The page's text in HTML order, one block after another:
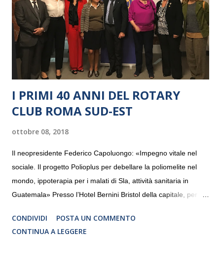
I PRIMI 40 ANNI DEL ROTARY
CLUB ROMA SUD-EST
ottobre 08, 2018
Il neopresidente Federico Capoluongo: «Impegno vitale nel
sociale. Il progetto Polioplus per debellare la poliomelite nel
mondo, ippoterapia per i malati di Sla, attività sanitaria in
Guatemala» Presso l’Hotel Bernini Bristol della capitale, per la
programmazione del Rotary Club Roma Sud-Est che festeggia
i quaranta anni di attività. Un’occasione per raccontare al
CONDIVIDI
POSTA UN COMMENTO
CONTINUA A LEGGERE